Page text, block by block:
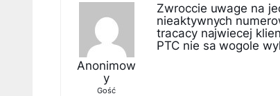
Anonimow
y
Gość
Zwroccie uwage na
nieaktywnych
tracacy najwiecej
PTC nie sa wogole